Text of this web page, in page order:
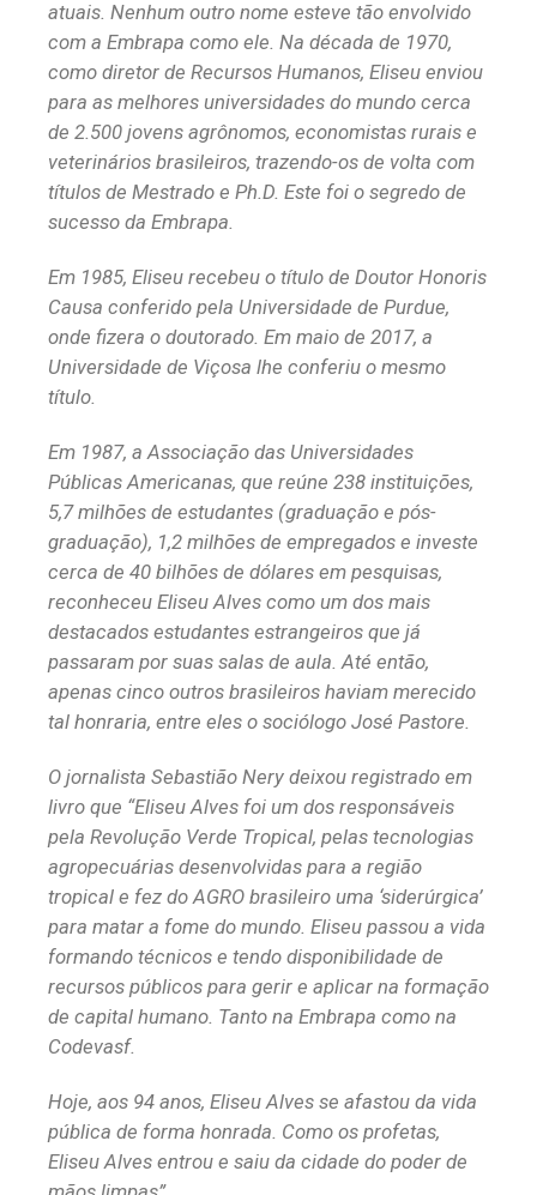
atuais. Nenhum outro nome esteve tão envolvido
com a Embrapa como ele. Na década de 1970,
como diretor de Recursos Humanos, Eliseu enviou
para as melhores universidades do mundo cerca
de 2.500 jovens agrônomos, economistas rurais e
veterinários brasileiros, trazendo-os de volta com
títulos de Mestrado e Ph.D. Este foi o segredo de
sucesso da Embrapa.
Em 1985, Eliseu recebeu o título de Doutor Honoris
Causa conferido pela Universidade de Purdue,
onde fizera o doutorado. Em maio de 2017, a
Universidade de Viçosa lhe conferiu o mesmo
título.
Em 1987, a Associação das Universidades
Públicas Americanas, que reúne 238 instituições,
5,7 milhões de estudantes (graduação e pós-
graduação), 1,2 milhões de empregados e investe
cerca de 40 bilhões de dólares em pesquisas,
reconheceu Eliseu Alves como um dos mais
destacados estudantes estrangeiros que já
passaram por suas salas de aula. Até então,
apenas cinco outros brasileiros haviam merecido
tal honraria, entre eles o sociólogo José Pastore.
O jornalista Sebastião Nery deixou registrado em
livro que “Eliseu Alves foi um dos responsáveis
pela Revolução Verde Tropical, pelas tecnologias
agropecuárias desenvolvidas para a região
tropical e fez do AGRO brasileiro uma ‘siderúrgica’
para matar a fome do mundo. Eliseu passou a vida
formando técnicos e tendo disponibilidade de
recursos públicos para gerir e aplicar na formação
de capital humano. Tanto na Embrapa como na
Codevasf.
Hoje, aos 94 anos, Eliseu Alves se afastou da vida
pública de forma honrada. Como os profetas,
Eliseu Alves entrou e saiu da cidade do poder de